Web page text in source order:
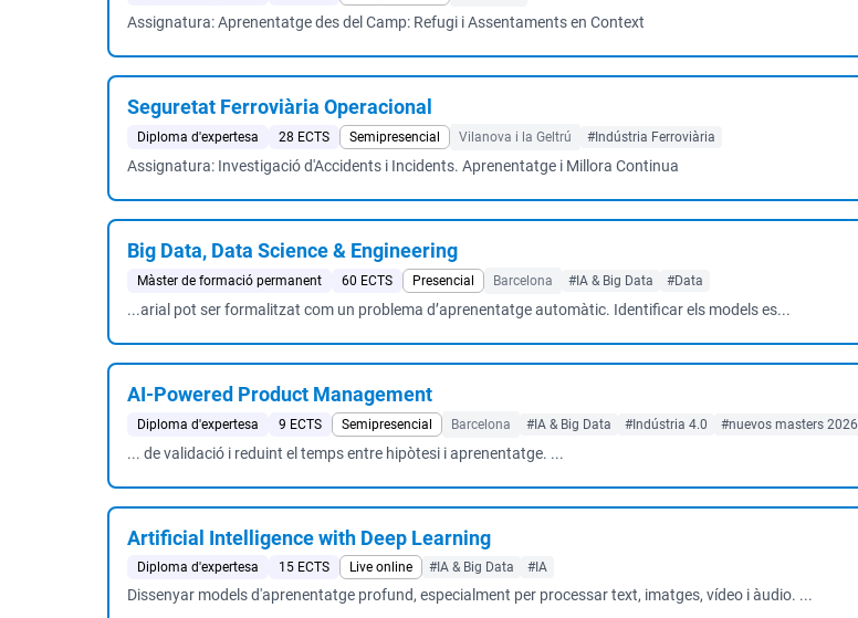
Assignatura: Aprenentatge des del Camp: Refugi i Assentaments en Context
Seguretat Ferroviària Operacional
Diploma d'expertesa 28 ECTS Semipresencial Vilanova i la Geltrú #Indústria Ferroviària
Assignatura: Investigació d'Accidents i Incidents. Aprenentatge i Millora Continua
Big Data, Data Science & Engineering
Màster de formació permanent 60 ECTS Presencial Barcelona #IA & Big Data #Data
...arial pot ser formalitzat com un problema d’aprenentatge automàtic. Identificar els models es...
AI-Powered Product Management
Diploma d'expertesa 9 ECTS Semipresencial Barcelona #IA & Big Data #Indústria 4.0 #nuevos masters 2026
... de validació i reduint el temps entre hipòtesi i aprenentatge. ...
Artificial Intelligence with Deep Learning
Diploma d'expertesa 15 ECTS Live online #IA & Big Data #IA
Dissenyar models d'aprenentatge profund, especialment per processar text, imatges, vídeo i àudio. ...